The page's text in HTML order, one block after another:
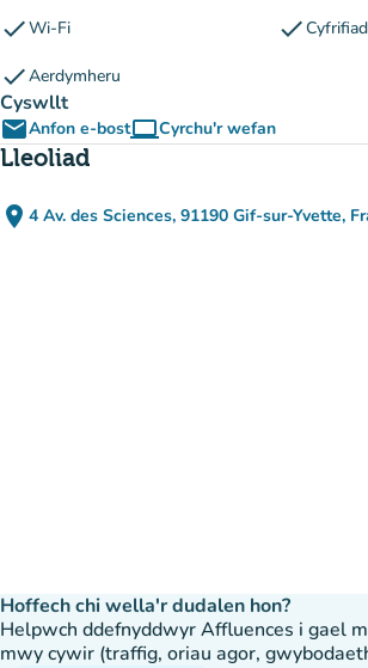
checkWi-Fi check
checkAerdymheru
Cyswllt
emailAnfon e-bostcomputerCyrchu'r wefan
(tab newydd)
Lleoliad
place 4 Av. des Sciences, 91190 Gif-sur-Yvette,
(agor yn Google
(tab newydd)
Hoffech chi wella'r dudalen hon?
Helpwch ddefnyddwyr Affluences i gael
mwy cywir (traffig, oriau agor,